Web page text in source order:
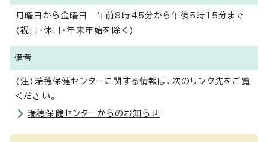
月曜日から金曜日 午前8時45分から午後5時15分まで
(祝日・休日・年末年始を除く)
備考
(注)瑞穂保健センターに関する情報は、次のリンク先をご覧
ください。
瑞穂保健センターからのお知らせ